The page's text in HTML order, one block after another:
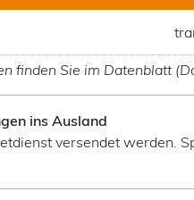
finden Sie im Datenblatt
ins Ausland
versendet werden.